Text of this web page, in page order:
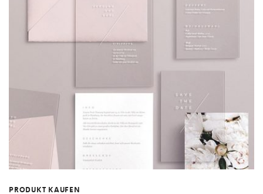
PRODUKT KAUFEN